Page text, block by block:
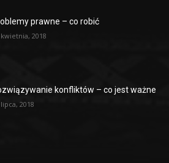
prawne – co robić
kwietnia, 2018
konfliktów – co jest ważne
2018